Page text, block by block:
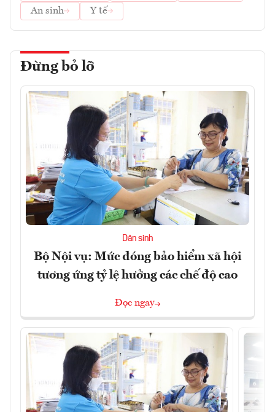
An sinh
Y tế
Đừng bỏ lỡ
Dân sinh
Bộ Nội vụ: Mức đóng bảo hiểm xã hội
tương ứng tỷ lệ hưởng các chế độ cao
Đọc ngay